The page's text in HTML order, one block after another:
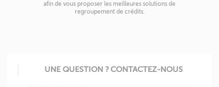
afin de vous proposer les meilleures solutions de
regroupement de crédits.
UNE QUESTION ? CONTACTEZ-NOUS